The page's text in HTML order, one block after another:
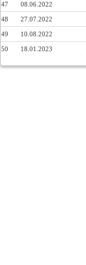
47 08.06.2022
48 27.07.2022
49 10.08.2022
50 18.01.2023